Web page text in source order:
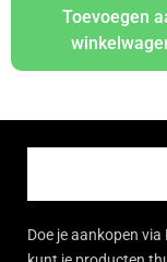
Toevoegen
Doe je aankopen